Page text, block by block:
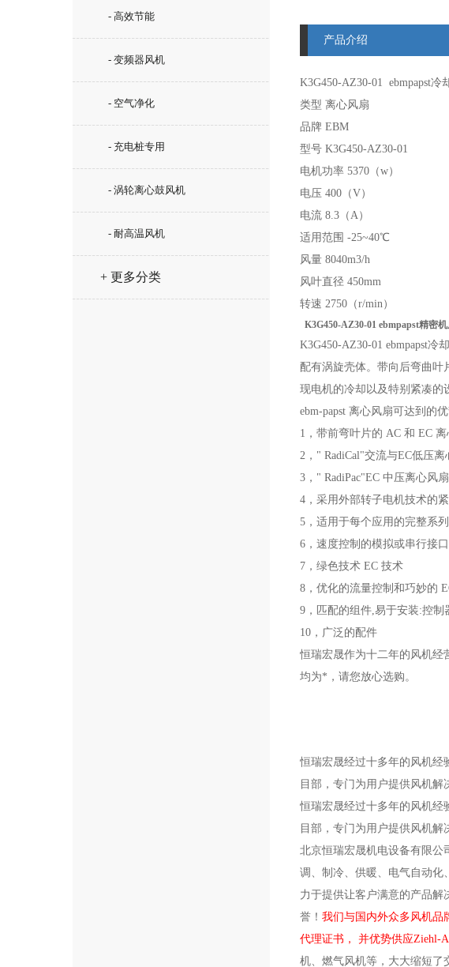
- 高效节能
- 变频器风机
- 空气净化
- 充电桩专用
- 涡轮离心鼓风机
- 耐高温风机
+ 更多分类
产品介绍
K3G450-AZ30-01 ebmpapst冷
类型 离心风扇
品牌 EBM
型号 K3G450-AZ30-01
电机功率 5370（w）
电压 400（V）
电流 8.3（A）
适用范围 -25~40℃
风量 8040m3/h
风叶直径 450mm
转速 2750（r/min）
K3G450-AZ30-01 ebmpapst精密
K3G450-AZ30-01 ebmpapst冷
配有涡旋壳体。带向后弯曲
现电机的冷却以及特别紧凑的
ebm-papst 离心风扇可达到的优
1，带前弯叶片的 AC 和 EC 离
2， " RadiCal"交流与EC低压离
3， " RadiPac"EC 中压离心风扇
4，采用外部转子电机技术的
5，适用于每个应用的完整系列
6， 速度控制的模拟或串行接口
7，绿色技术 EC 技术
8，优化的流量控制和巧妙的
9，匹配的组件,易于安装:控制
10，广泛的配件
恒瑞宏晟作为十二年的风机经
均为*，请您放心选购。
恒瑞宏晟经过十多年的风机经
目部，专门为用户提供风机解
恒瑞宏晟经过十多年的风机经
目部，专门为用户提供风机解
北京恒瑞宏晟机电设备有限公
调、制冷、供暖、电气自动化
力于提供让客户满意的产品
誉！ 我们与国内外众多风机品
代理证书， 并优势供应Ziehl-
机、燃气风机等，大大缩短了